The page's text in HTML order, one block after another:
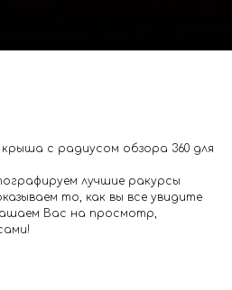
крыша с радиусом обзора 360 для
лучшие ракурсы
то, как вы все увидите
Вас на просмотр,